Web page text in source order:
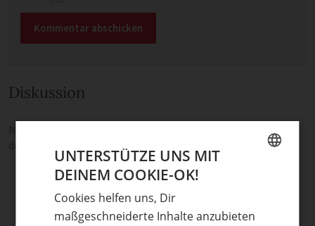
Diskussion
UNTERSTÜTZE UNS MIT
DEINEM COOKIE-OK!
Cookies helfen uns, Dir
maßgeschneiderte Inhalte anzubieten